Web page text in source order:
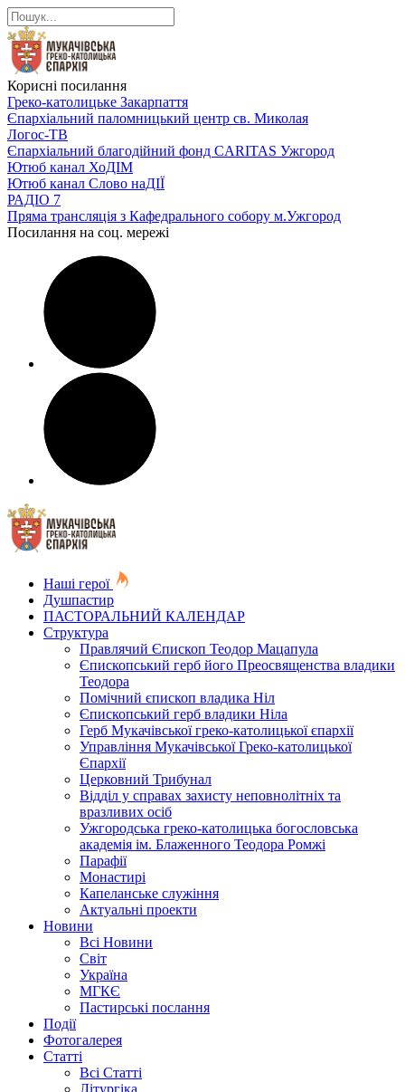
Корисні посилання
Греко-католицьке Закарпаття
Єпархіальний паломницький центр св. Миколая
Логос-ТВ
Єпархіальний благодійний фонд CARITAS Ужгород
Ютюб канал ХоДІМ
Ютюб канал Слово наДІЇ
РАДІО 7
Пряма трансляція з Кафедрального собору м.Ужгород
Посилання на соц. мережі
Наші герої
Душпастир
ПАСТОРАЛЬНИЙ КАЛЕНДАР
Структура
Правлячий Єпископ Теодор Мацапула
Єпископський герб його Преосвященства владики
Теодора
Помічний єпископ владика Ніл
Єпископський герб владики Ніла
Герб Мукачівської греко-католицької єпархії
Управління Мукачівської Греко-католицької
Єпархії
Церковний Трибунал
Відділ у справах захисту неповнолітніх та
вразливих осіб
Ужгородська греко-католицька богословська
академія ім. Блаженного Теодора Ромжі
Парафії
Монастирі
Капеланське служіння
Актуальні проекти
Новини
Всі Новини
Світ
Україна
МГКЄ
Пастирські послання
Події
Фотогалерея
Статті
Всі Статті
Літургіка